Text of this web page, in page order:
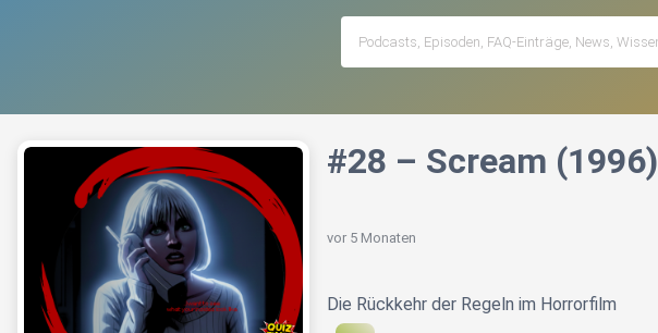
#28 – Scream (1996)
vor 5 Monaten
Die Rückkehr der Regeln im Horrorfilm